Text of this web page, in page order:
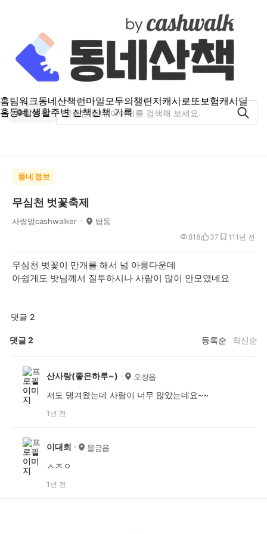
홈팀워크동네산책런마일모두의챌린지캐시로또보험캐시딜
홈동네 생활주변 산책산책 기록
탑동
동네 정보
무심천 벗꽃축제
사랑맘cashwalker 탑동
1년 전
818 37 11
무심천 벗꽃이 만개를 해서 넘 아릉다운데
아쉽게도 밧님께서 질투하시나 사람이 많이 안모였네요
댓글 2
댓글2 등록순 최신순
산사랑(좋은하루~) 오창읍
저도 댕겨왔는데 사람이 너무 많았는데요~~
1년 전
이대희 물금읍
ㅅㅈㅇ
1년 전